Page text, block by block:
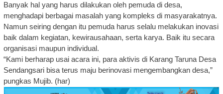
Banyak hal yang harus dilakukan oleh pemuda di desa,
menghadapi berbagai masalah yang kompleks di masyarakatnya.
Namun seiring dengan itu pemuda harus selalu melakukan inovasi
baik dalam kegiatan, kewirausahaan, serta karya. Baik itu secara
organisasi maupun individual.
“Kami berharap usai acara ini, para aktivis di Karang Taruna Desa
Sendangsari bisa terus maju berinovasi mengembangkan desa,”
pungkas Mujib. (har)